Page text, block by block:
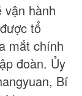
vận hành
tổ
mắt chính
đoàn. Ủy
Bí